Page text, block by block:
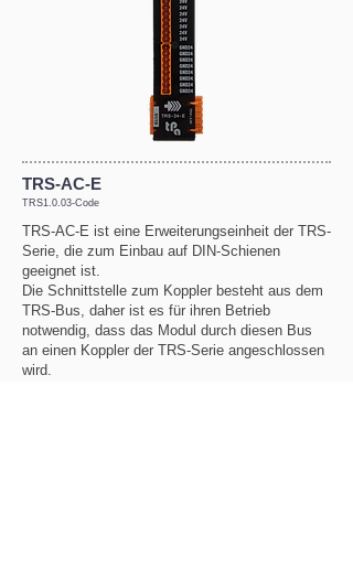
TRS-AC-E
TRS1.0.03-Code
TRS-AC-E ist eine Erweiterungseinheit der TRS-
Serie, die zum Einbau auf DIN-Schienen
geeignet ist.
Die Schnittstelle zum Koppler besteht aus dem
TRS-Bus, daher ist es für ihren Betrieb
notwendig, dass das Modul durch diesen Bus
an einen Koppler der TRS-Serie angeschlossen
wird.